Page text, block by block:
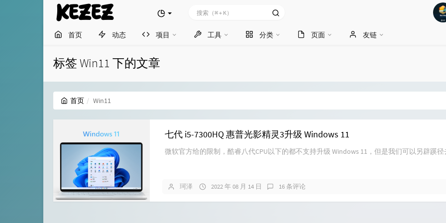
KEZEZ
首页 动态 项目 工具 分类 页面 友链
标签 Win11 下的文章
首页 Win11
七代 i5-7300HQ 惠普光影精灵3升级 Windows 11
微软官方给的限制，酷睿八代CPU以下的都不支持升级 Windows 11，但是我们可以另辟蹊径
珂泽 2022 年 08 月 14 日 16 条评论